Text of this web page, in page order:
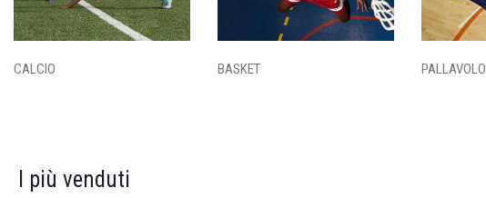
CALCIO BASKET PALLAVOLO
I più venduti